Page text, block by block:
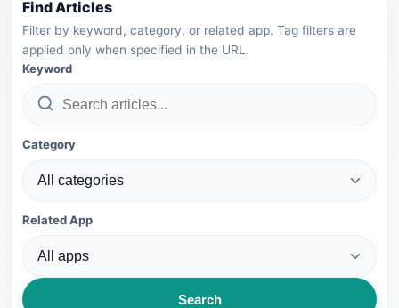
Find Articles
Filter by keyword, category, or related app. Tag filters are
applied only when specified in the URL.
Keyword
Category
Related App
Search